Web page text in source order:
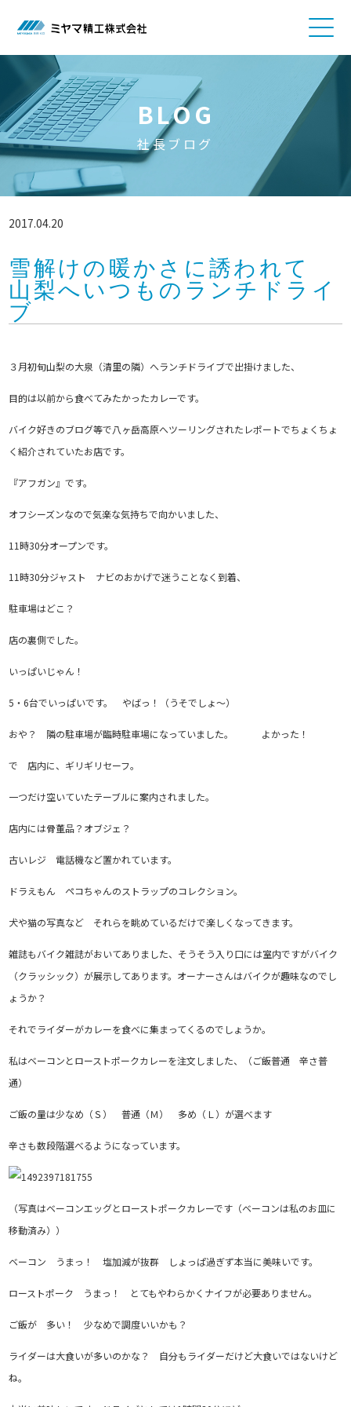
BLOG
社長ブログ
2017.04.20
雪解けの暖かさに誘われて
山梨へいつものランチドライ
ブ
３月初旬山梨の大泉（清里の隣）へランチドライブで出掛けました、
目的は以前から食べてみたかったカレーです。
バイク好きのブログ等で八ヶ岳高原へツーリングされたレポートでちょくちょ
く紹介されていたお店です。
『アフガン』です。
オフシーズンなので気楽な気持ちで向かいました、
11時30分オープンです。
11時30分ジャスト ナビのおかげで迷うことなく到着、
駐車場はどこ？
店の裏側でした。
いっぱいじゃん！
5・6台でいっぱいです。 やばっ！（うそでしょ～）
おや？ 隣の駐車場が臨時駐車場になっていました。 よかった！
で 店内に、ギリギリセーフ。
一つだけ空いていたテーブルに案内されました。
店内には骨董品？オブジェ？
古いレジ 電話機など置かれています。
ドラえもん ペコちゃんのストラップのコレクション。
犬や猫の写真など それらを眺めているだけで楽しくなってきます。
雑誌もバイク雑誌がおいてありました、そうそう入り口には室内ですがバイク
（クラッシック）が展示してあります。オーナーさんはバイクが趣味なのでし
ょうか？
それでライダーがカレーを食べに集まってくるのでしょうか。
私はベーコンとローストポークカレーを注文しました、（ご飯普通 辛さ普
通）
ご飯の量は少なめ（Ｓ） 普通（Ｍ） 多め（Ｌ）が選べます
辛さも数段階選べるようになっています。
（写真はベーコンエッグとローストポークカレーです（ベーコンは私のお皿に
移動済み））
ベーコン うまっ！ 塩加減が抜群 しょっぱ過ぎず本当に美味いです。
ローストポーク うまっ！ とてもやわらかくナイフが必要ありません。
ご飯が 多い！ 少なめで調度いいかも？
ライダーは大食いが多いのかな？ 自分もライダーだけど大食いではないけど
ね。